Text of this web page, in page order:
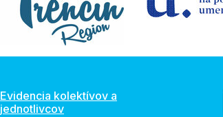
Evidencia kolektívov a
jednotlivcov